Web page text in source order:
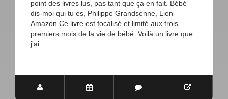
point des livres lus, pas tant que ça en fait. Bébé
dis-moi qui tu es, Philippe Grandsenne, Lien
Amazon Ce livre est focalisé et limité aux trois
premiers mois de la vie de bébé. Voilà un livre que
j'ai...